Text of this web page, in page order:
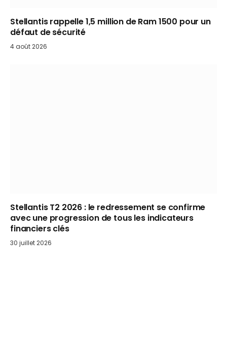
Stellantis rappelle 1,5 million de Ram 1500 pour un
défaut de sécurité
4 août 2026
Stellantis T2 2026 : le redressement se confirme
avec une progression de tous les indicateurs
financiers clés
30 juillet 2026